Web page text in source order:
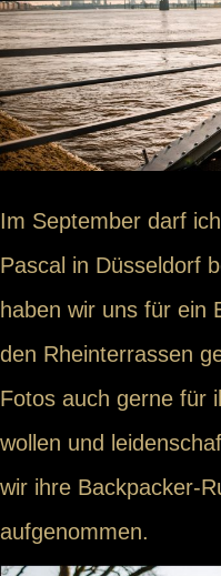
Im September darf
Pascal in Düsseldorf
haben wir uns für ein
den Rheinterrassen
Fotos auch gerne für
wollen und
wir ihre Backpacker-
aufgenommen.